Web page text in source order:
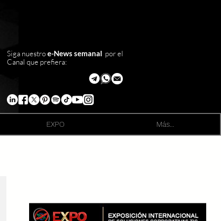
Siga nuestroe-News semanal por el
Canal que prefiera:
EXPO Más...